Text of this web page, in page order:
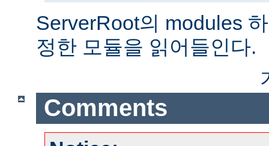
ServerRoot의 modules
정한 모듈을 읽어들인다.
Comments